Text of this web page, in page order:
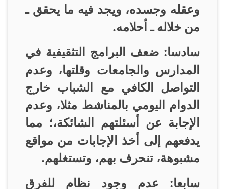
وعقله وجسده، ويجد فيه ما يحقق ـ
من خلاله ـ أحلامه.
سادسا: ضعف البرامج التثقيفية في
المدارس والجامعات وقلتها، وعدم
التواصل الكافي مع الشباب خارج
الدوام اليومي بالمناشط مثلا، وعدم
الإجابة عن أسئلتهم الشائكة،؛ مما
يدفعهم إلى أخذ الإجابات من مواقع
مشبوهة، تنحرف بهم، وتستغلهم.
سابعا: عدم وجود نظام للفرق